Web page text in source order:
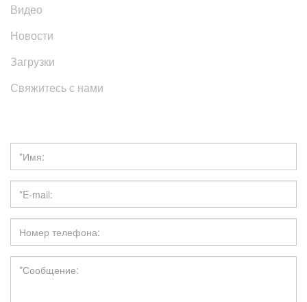
Видео
Новости
Загрузки
Свяжитесь с нами